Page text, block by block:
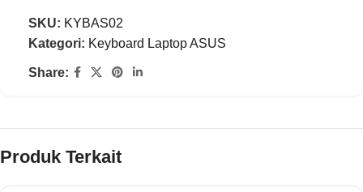
SKU: KYBAS02
Kategori: Keyboard Laptop ASUS
Share:
Produk Terkait